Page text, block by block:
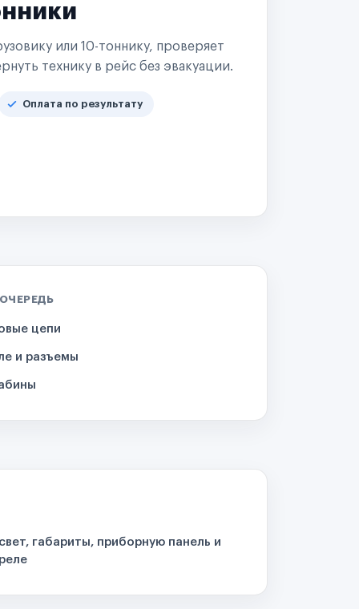
или 10-тоннику, проверяет
технику в рейс без эвакуации.
Оплата по результату
цепи
и разъемы
габариты, приборную панель и